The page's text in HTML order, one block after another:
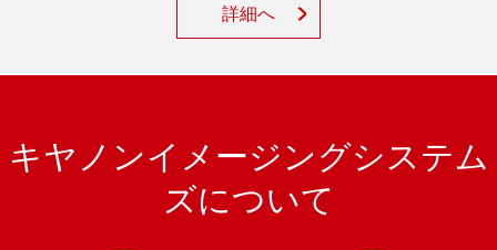
詳細へ
キヤノンイメージングシステム
ズについて